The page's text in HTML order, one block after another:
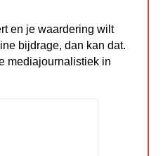
en je waardering wilt
bijdrage, dan kan dat.
mediajournalistiek in